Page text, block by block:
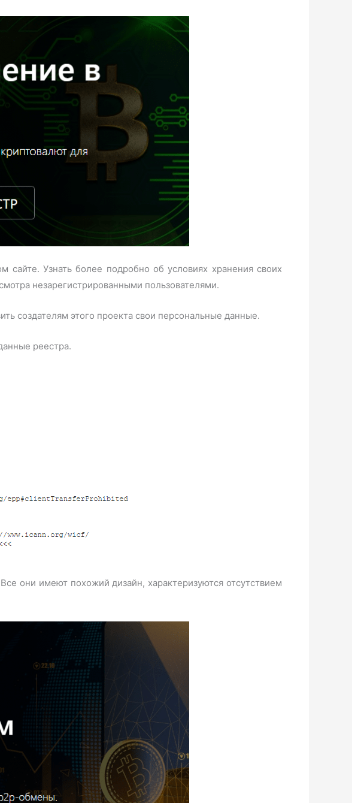
Узнать более подробно об условиях хранения своих
незарегистрированными пользователями.
создателям этого проекта свои персональные данные.
реестра.
они имеют похожий дизайн, характеризуются отсутствием